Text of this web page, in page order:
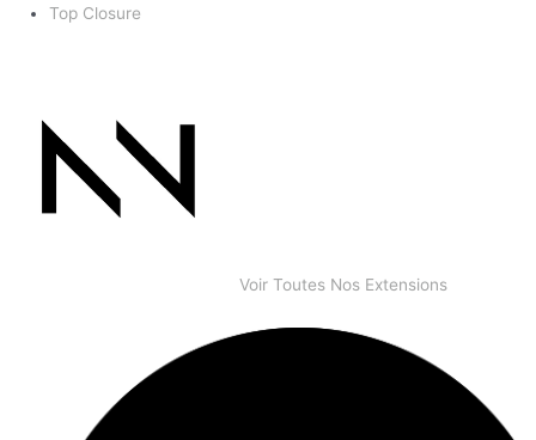
Top Closure
Voir Toutes Nos Extensions